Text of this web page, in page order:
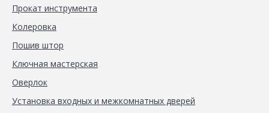
Прокат инструмента
Колеровка
Пошив штор
Ключная мастерская
Оверлок
Установка входных и межкомнатных дверей